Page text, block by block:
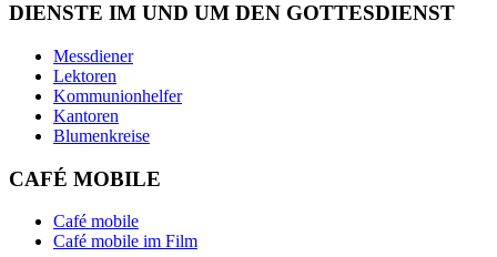
DIENSTE IM UND UM DEN GOTTESDIENST
Messdiener
Lektoren
Kommunionhelfer
Kantoren
Blumenkreise
CAFÉ MOBILE
Café mobile
Café mobile im Film